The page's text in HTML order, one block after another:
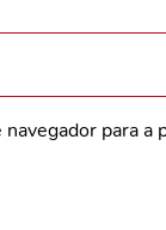
para a